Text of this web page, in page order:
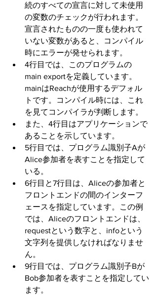
続のすべての宣言に対して未使用
の変数のチェックが行われます。
宣言されたものの一度も使われて
いない変数があると、コンパイル
時にエラーが発せられます。
4行目では、このプログラムの
main exportを定義しています。
mainはReachが使用するデフォル
トです。コンパイル時には、これ
を見てコンパイラが判断します。
また、4行目はアプリケーションで
あることを示しています。
5行目では、プログラム識別子Aが
Alice参加者を表すことを指定して
いる。
6行目と7行目は、Aliceの参加者と
フロントエンドの間のインターフ
ェースを指定しています。この例
では、Aliceのフロントエンドは、
requestという数字と、infoという
文字列を提供しなければなりませ
ん。
9行目では、プログラム識別子Bが
Bob参加者を表すことを指定してい
ます。